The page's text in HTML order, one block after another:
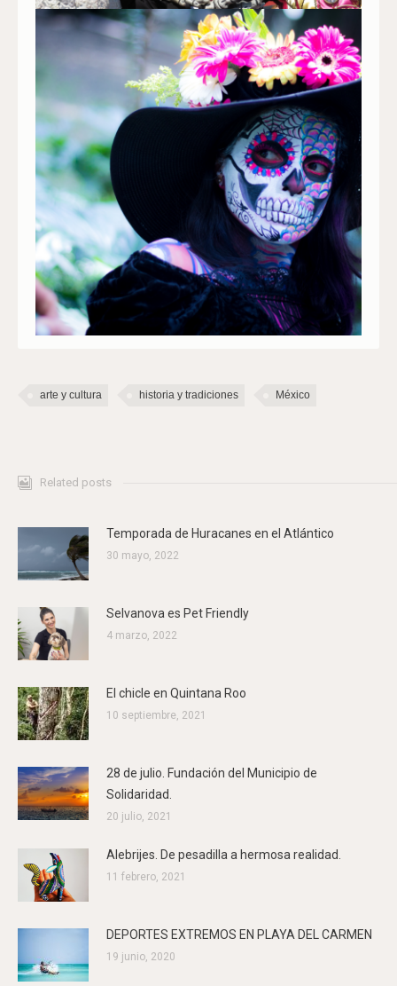
arte y cultura historia y tradiciones México
Related posts
Temporada de Huracanes en el Atlántico
30 mayo, 2022
Selvanova es Pet Friendly
4 marzo, 2022
El chicle en Quintana Roo
10 septiembre, 2021
28 de julio. Fundación del Municipio de
Solidaridad.
20 julio, 2021
Alebrijes. De pesadilla a hermosa realidad.
11 febrero, 2021
DEPORTES EXTREMOS EN PLAYA DEL CARMEN
19 junio, 2020